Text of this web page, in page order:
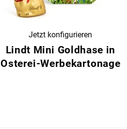
Jetzt konfigurieren
Lindt Mini Goldhase in
Osterei-Werbekartonage